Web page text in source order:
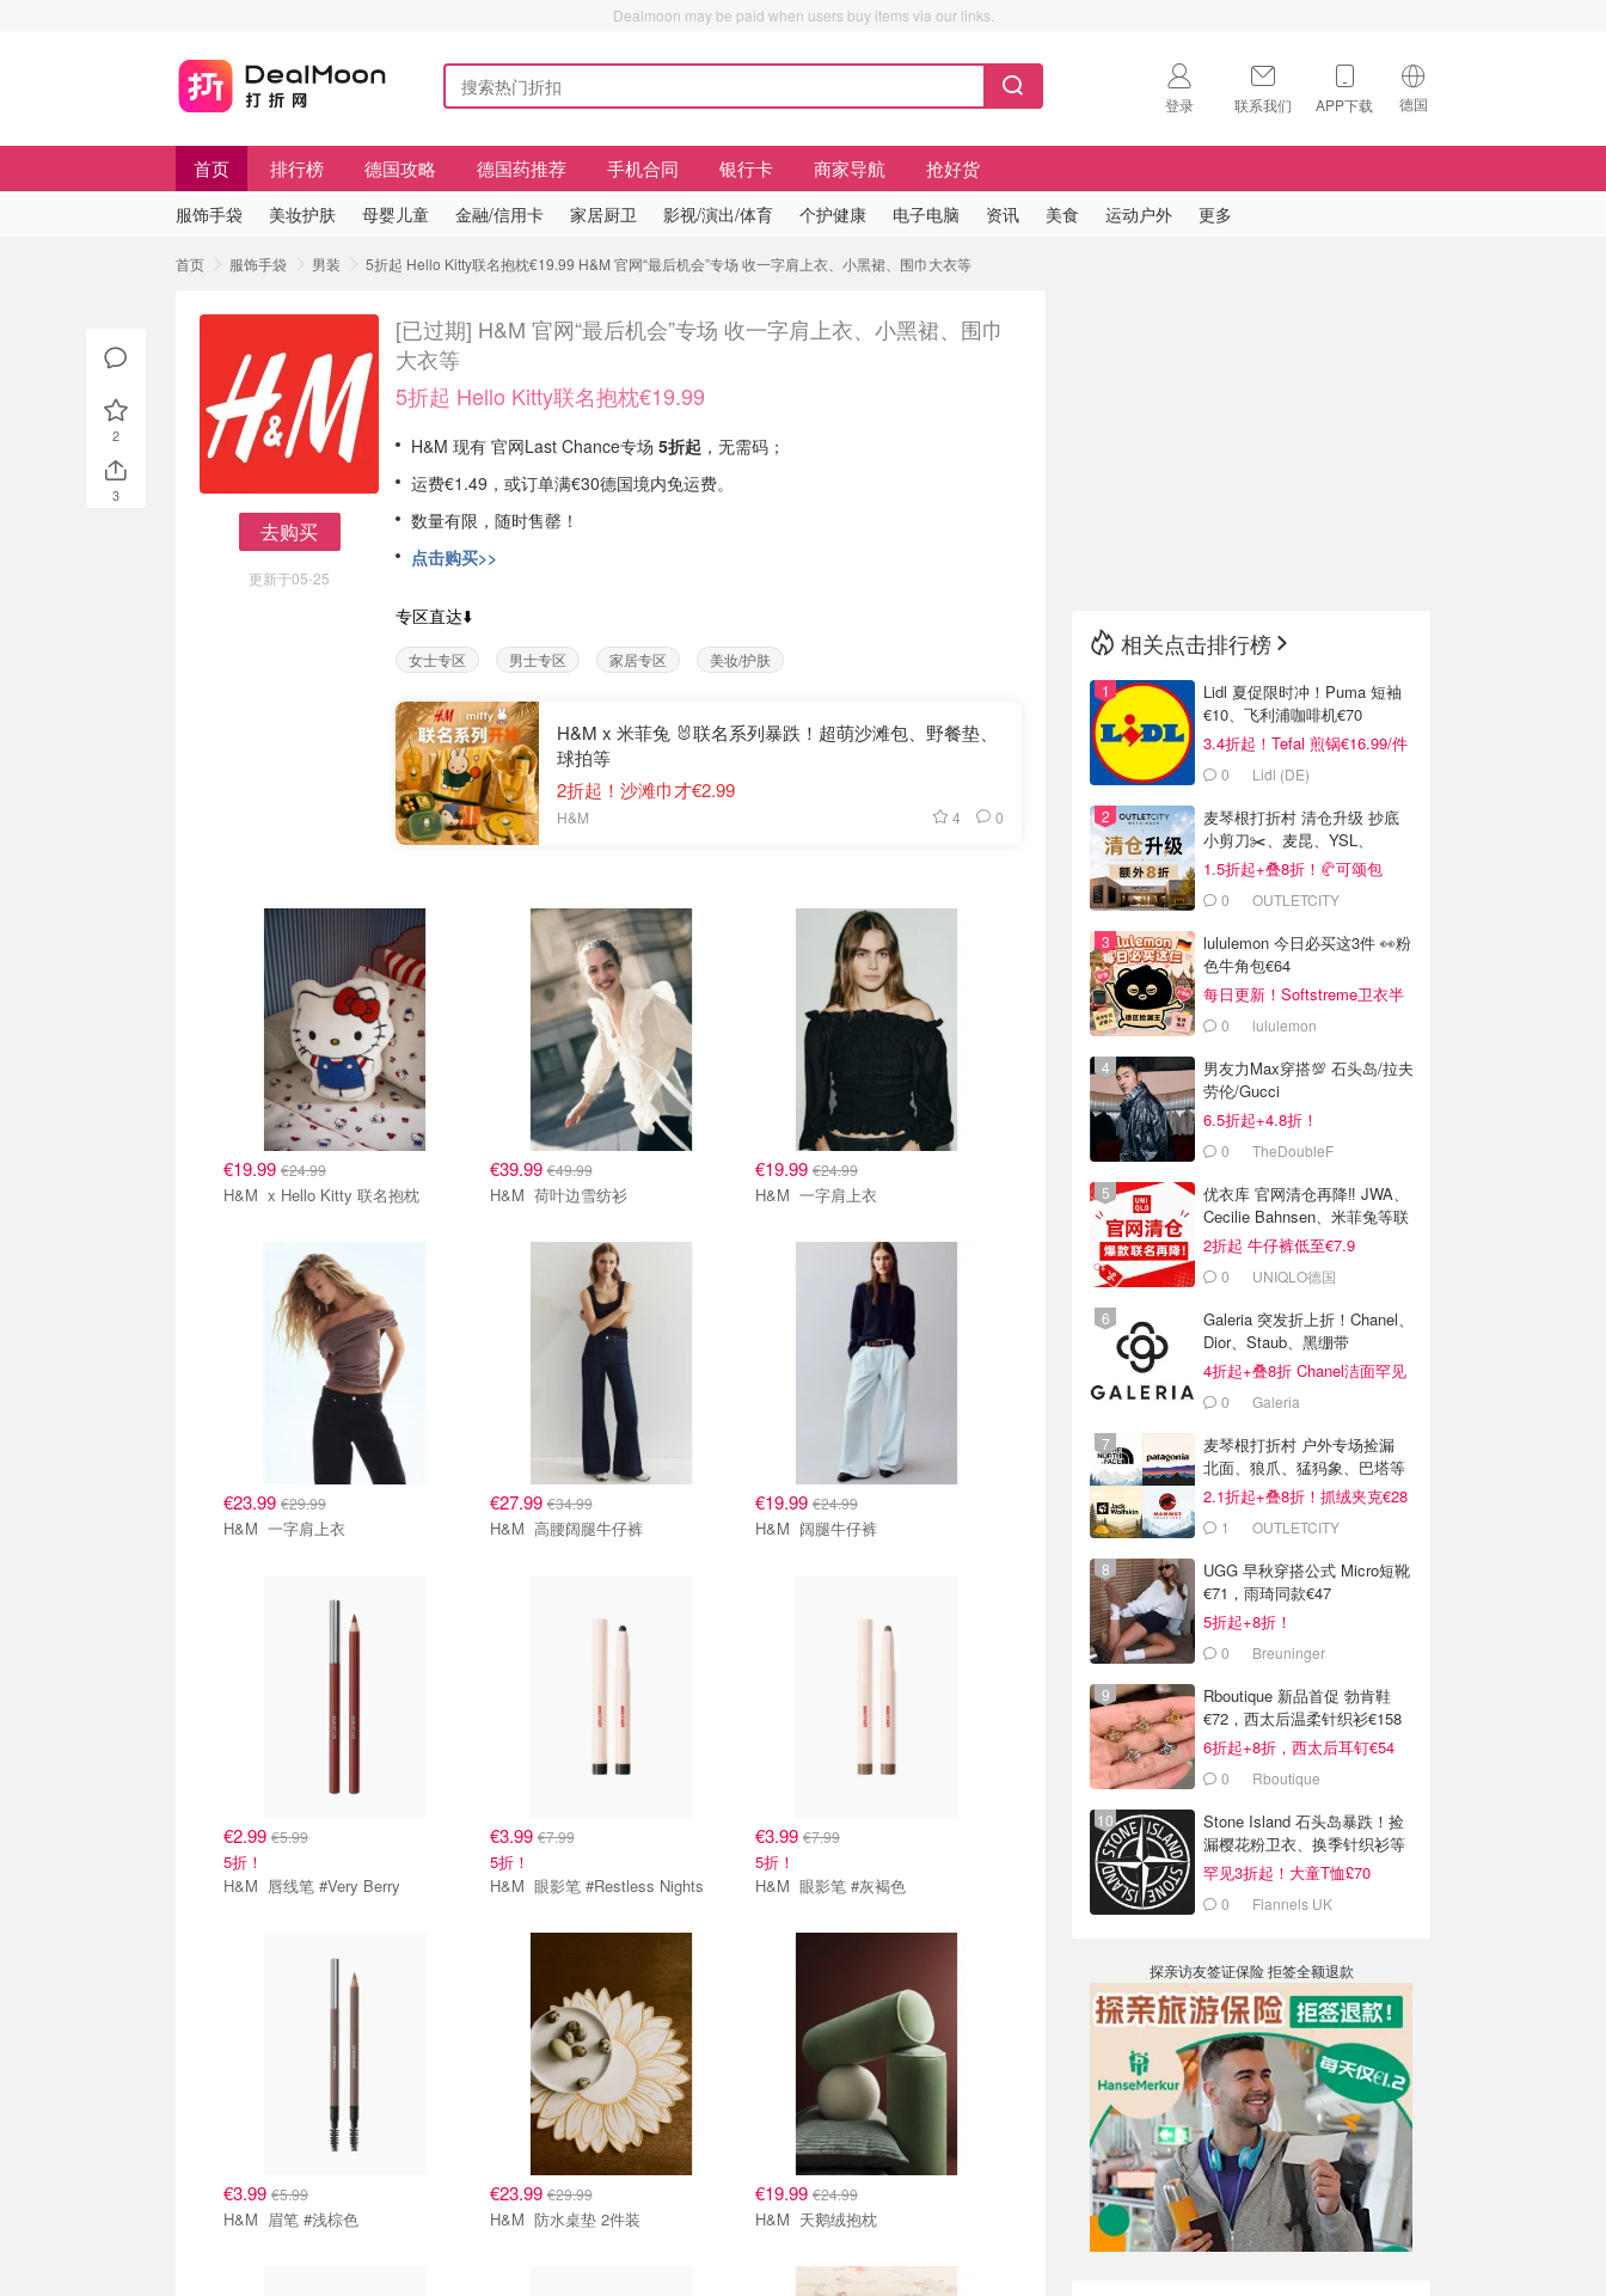
Dealmoon may be paid when users buy items via our links.
登录 联系我们 APP下载 德国
🇺🇸
首页 排行榜 德国攻略 德国药推荐 手机合同 银行卡 商家导航 抢好货
服饰手袋 美妆护肤 母婴儿童 金融/信用卡 家居厨卫 影视/演出/体育 个护健康 电子电脑 资讯 美食 运动户外 更多
首页 服饰手袋 男装 5折起 Hello Kitty联名抱枕€19.99 H&M 官网“最后机会”专场 收一字肩上衣、小黑裙、围巾大衣等
去购买
更新于05-25
[已过期] H&M 官网“最后机会”专场 收一字肩上衣、小黑裙、围巾
大衣等
5折起 Hello Kitty联名抱枕€19.99
H&M 现有 官网Last Chance专场 5折起 ，无需码；
运费€1.49，或订单满€30德国境内免运费。
数量有限，随时售罄！
点击购买>>
专区直达⬇️
女士专区 男士专区 家居专区 美妆/护肤
H&M x 米菲兔 🐰联名系列暴跌！超萌沙滩包、野餐垫、
球拍等
2折起！沙滩巾才€2.99
H&M 4 0
€19.99 €24.99
H&M x Hello Kitty 联名抱枕
€39.99€49.99
H&M 荷叶边雪纺衫
€19.99 €24.99
H&M 一字肩上衣
€23.99 €29.99
H&M 一字肩上衣
€27.99€34.99
H&M 高腰阔腿牛仔裤
€19.99 €24.99
H&M 阔腿牛仔裤
€2.99 €5.99
5折！
H&M 唇线笔 #Very Berry
€3.99€7.99
5折！
H&M 眼影笔 #Restless Nights
€3.99 €7.99
5折！
H&M 眼影笔 #灰褐色
€3.99 €5.99
H&M 眉笔 #浅棕色
€23.99€29.99
H&M 防水桌垫 2件装
€19.99 €24.99
H&M 天鹅绒抱枕
2
3
相关点击排行榜
Lidl 夏促限时冲！Puma 短袖
€10、飞利浦咖啡机€70
3.4折起！Tefal 煎锅€16.99/件
0 Lidl (DE)
麦琴根打折村 清仓升级 抄底
小剪刀✂️、麦昆、YSL、
Barbour等
1.5折起+叠8折！🥐可颂包
€44.79
0
OUTLETCITY
lululemon 今日必买这3件 👀粉
色牛角包€64
每日更新！Softstreme卫衣半
价 0 lululemon
男友力Max穿搭💯 石头岛/拉夫
劳伦/Gucci
6.5折起+4.8折！
0 TheDoubleF
优衣库 官网清仓再降‼️ JWA、
Cecilie Bahnsen、米菲兔等联
名
2折起 牛仔裤低至€7.9
0 UNIQLO德国
Galeria 突发折上折！Chanel、
Dior、Staub、黑绷带
4折起+叠8折 Chanel洁面罕见
€430 Galeria
麦琴根打折村 户外专场捡漏
北面、狼爪、猛犸象、巴塔等
2.1折起+叠8折！抓绒夹克€28
1
OUTLETCITY
UGG 早秋穿搭公式 Micro短靴
€71，雨琦同款€47
5折起+8折！
0 Breuninger
Rboutique 新品首促 勃肯鞋
€72，西太后温柔针织衫€158
6折起+8折，西太后耳钉€54
0 Rboutique
Stone Island 石头岛暴跌！捡
漏樱花粉卫衣、换季针织衫等
罕见3折起！大童T恤£70
0 Flannels UK
探亲访友签证保险 拒签全额退款